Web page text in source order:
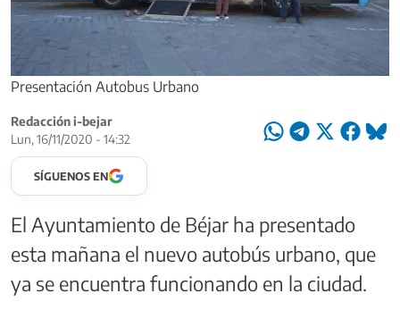
Presentación Autobus Urbano
Redacción i-bejar
Lun, 16/11/2020 - 14:32
SÍGUENOS EN
El Ayuntamiento de Béjar ha presentado
esta mañana el nuevo autobús urbano, que
ya se encuentra funcionando en la ciudad.